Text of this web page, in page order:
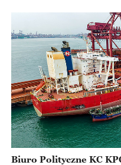
Biuro Polityczne KC